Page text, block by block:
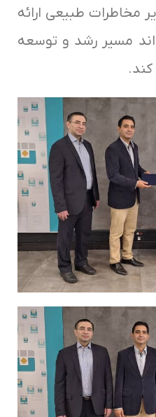
مخاطرات طبیعی ارائه
مسیر رشد و توسعه